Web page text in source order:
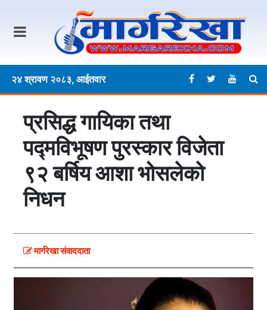
२४ श्रावण २०८३, आईतवार
प्रसिद्ध गायिका तथा
पद्मविभूषण पुरस्कार विजेता
९२ बर्षिय आशा भोसलेको
निधन
मार्गरेखा संवाददाता